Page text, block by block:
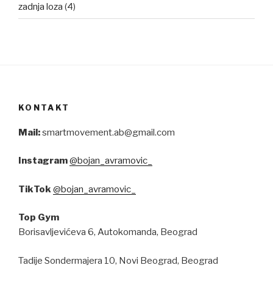
zadnja loza (4)
KONTAKT
Mail:smartmovement.ab@gmail.com
Instagram@bojan_avramovic_
TikTok@bojan_avramovic_
Top Gym
Borisavljevićeva 6, Autokomanda, Beograd
Tadije Sondermajera 10, Novi Beograd, Beograd